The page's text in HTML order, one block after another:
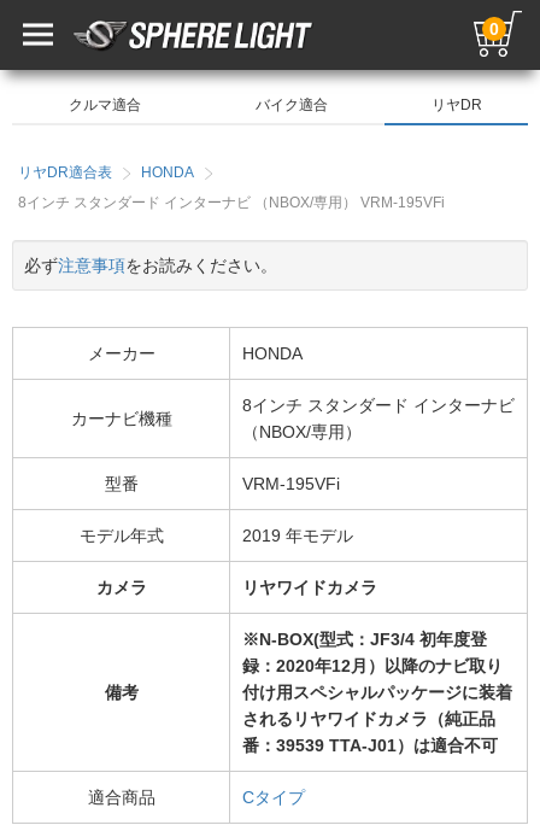
0
クルマ適合 バイク適合 リヤDR
リヤDR適合表
HONDA
8インチ スタンダード インターナビ （NBOX/専用） VRM-195VFi
必ず注意事項をお読みください。
メーカー HONDA
カーナビ機種
8インチ スタンダード インターナビ
（NBOX/専用）
型番 VRM-195VFi
モデル年式 2019 年モデル
カメラ リヤワイドカメラ
備考
※N-BOX(型式：JF3/4 初年度登
録：2020年12月）以降のナビ取り
付け用スペシャルパッケージに装着
されるリヤワイドカメラ（純正品
番：39539 TTA-J01）は適合不可
適合商品 Cタイプ